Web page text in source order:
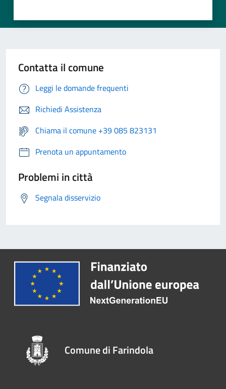
Contatta il comune
Leggi le domande frequenti
Richiedi Assistenza
Chiama il comune +39 085 823131
Prenota un appuntamento
Problemi in città
Segnala disservizio
Comune di Farindola